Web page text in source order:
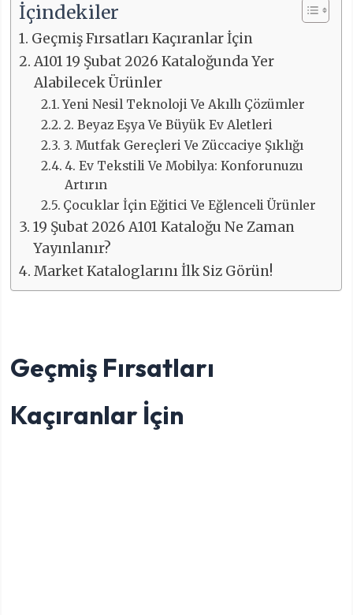
İçindekiler
Geçmiş Fırsatları Kaçıranlar İçin
A101 19 Şubat 2026 Kataloğunda Yer
Alabilecek Ürünler
Yeni Nesil Teknoloji Ve Akıllı Çözümler
2. Beyaz Eşya Ve Büyük Ev Aletleri
3. Mutfak Gereçleri Ve Züccaciye Şıklığı
4. Ev Tekstili Ve Mobilya: Konforunuzu
Artırın
Çocuklar İçin Eğitici Ve Eğlenceli Ürünler
19 Şubat 2026 A101 Kataloğu Ne Zaman
Yayınlanır?
Market Kataloglarını İlk Siz Görün!
Geçmiş Fırsatları
Kaçıranlar İçin